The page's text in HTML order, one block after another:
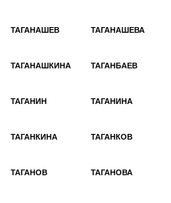
ТАГАНАШЕВ ТАГАНАШЕВА
ТАГАНАШКИНА ТАГАНБАЕВ
ТАГАНИН ТАГАНИНА
ТАГАНКИНА ТАГАНКОВ
ТАГАНОВ ТАГАНОВА